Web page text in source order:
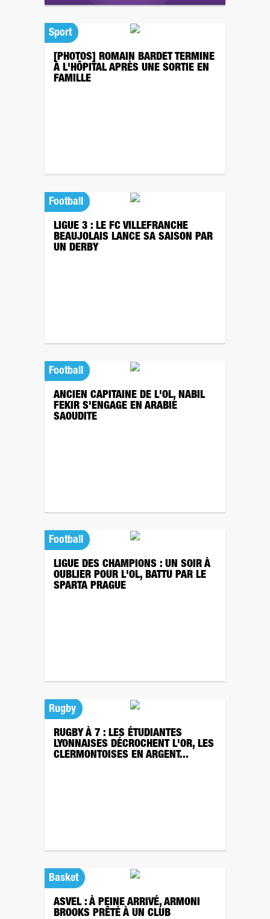
Sport
[PHOTOS] ROMAIN BARDET TERMINE
À L'HÔPITAL APRÈS UNE SORTIE EN
FAMILLE
Football
LIGUE 3 : LE FC VILLEFRANCHE
BEAUJOLAIS LANCE SA SAISON PAR
UN DERBY
Football
ANCIEN CAPITAINE DE L'OL, NABIL
FEKIR S'ENGAGE EN ARABIE
SAOUDITE
Football
LIGUE DES CHAMPIONS : UN SOIR À
OUBLIER POUR L'OL, BATTU PAR LE
SPARTA PRAGUE
Rugby
RUGBY À 7 : LES ÉTUDIANTES
LYONNAISES DÉCROCHENT L'OR, LES
CLERMONTOISES EN ARGENT...
Basket
ASVEL : À PEINE ARRIVÉ, ARMONI
BROOKS PRÊTÉ À UN CLUB